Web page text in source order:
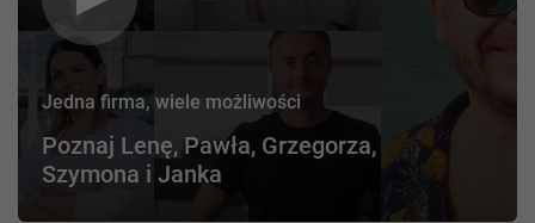
Jedna firma, wiele możliwości
Poznaj Lenę, Pawła, Grzegorza,
Szymona i Janka